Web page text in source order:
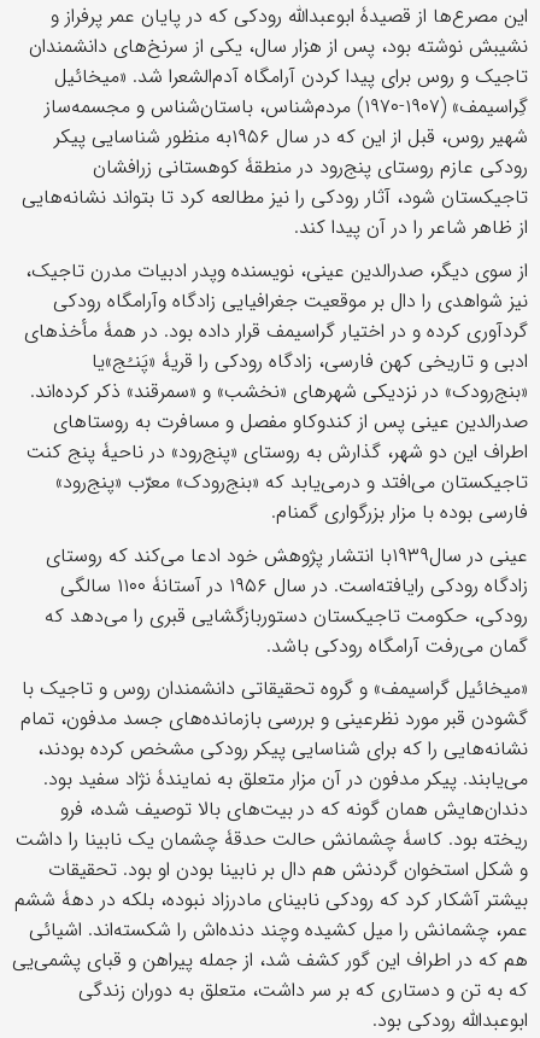
این مصرع‌ها از قصیدۀ ابوعبدالله رودکی که در پایان عمر پرفراز و
نشیبش نوشته بود، پس از هزار سال، یکی از سرنخ‌های دانشمندان
تاجیک و روس برای پیدا کردن آرامگاه آدم‌الشعرا شد. «میخائیل
گِراسیمف» (۱۹۰۷-۱۹۷۰) مردم‌شناس، باستان‌شناس و مجسمه‌ساز
شهیر روس، قبل از این که در سال ۱۹۵۶به منظور شناسایی پیکر
رودکی عازم روستای پنج‌رود در منطقۀ کوهستانی زرافشان
تاجیکستان شود، آثار رودکی را نیز مطالعه کرد تا بتواند نشانه‌هایی
از ظاهر شاعر را در آن پیدا کند.
از سوی دیگر، صدرالدین عینی، نویسنده وپدر ادبیات مدرن تاجیک،
نیز شواهدی را دال بر موقعیت جغرافیایی زادگاه وآرامگاه رودکی
گردآوری کرده و در اختیار گراسیمف قرار داده بود. در همۀ مأخذهای
ادبی و تاریخی کهن فارسی، زادگاه رودکی را قریۀ «پَنـُج»یا
«بنج‌رودک» در نزدیکی شهرهای «نخشب» و «سمرقند» ذکر کرده‌اند.
صدرالدین عینی پس از کندوکاو مفصل و مسافرت به روستاهای
اطراف این دو شهر، گذارش به روستای «پنج‌رود» در ناحیۀ پنج کنت
تاجیکستان می‌افتد و درمی‌یابد که «بنج‌رودک» معرّب «پنج‌رود»
فارسی بوده با مزار بزرگواری گمنام.
عینی در سال۱۹۳۹با انتشار پژوهش خود ادعا می‌کند که روستای
زادگاه رودکی رایافته‌است. در سال ۱۹۵۶ در آستانۀ ۱۱۰۰ سالگی
رودکی، حکومت تاجیکستان دستوربازگشایی قبری را می‌دهد که
گمان می‌رفت آرامگاه رودکی باشد.
«میخائیل گراسیمف» و گروه تحقیقاتی دانشمندان روس و تاجیک با
گشودن قبر مورد نظرعینی و بررسی بازمانده‌های جسد مدفون، تمام
نشانه‌هایی را که برای شناسایی پیکر رودکی مشخص کرده بودند،
می‌یابند. پیکر مدفون در آن مزار متعلق به نمایندۀ نژاد سفید بود.
دندان‌هایش همان گونه که در بیت‌های بالا توصیف شده، فرو
ریخته بود. کاسۀ چشمانش حالت حدقۀ چشمان یک نابینا را داشت
و شکل استخوان گردنش هم دال بر نابینا بودن او بود. تحقیقات
بیشتر آشکار کرد که رودکی نابینای مادرزاد نبوده، بلکه در دهۀ ششم
عمر، چشمانش را میل کشیده وچند دنده‌اش را شکسته‌اند. اشیائی
هم که در اطراف این گور کشف شد، از جمله پیراهن و قبای پشمی‌یی
که به تن و دستاری که بر سر داشت، متعلق به دوران زندگی
ابوعبدالله رودکی بود.